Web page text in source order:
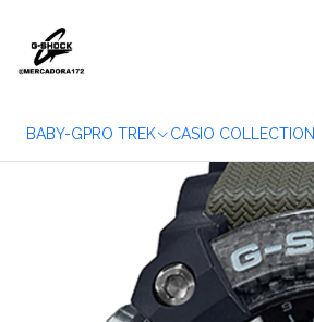
BABY-GPRO TREK CASIO COLLECTION